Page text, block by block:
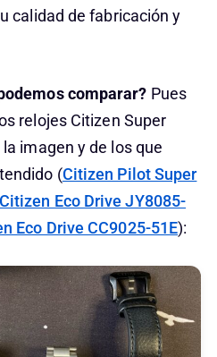
calidad de fabricación y
comparar? Pues
relojes Citizen Super
imagen y de los que
(Citizen Pilot Super
Citizen Eco Drive JY8085-
Eco Drive CC9025-51E):